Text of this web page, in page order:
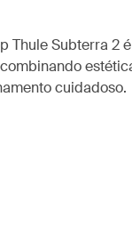
Thule Subterra 2
cuidadoso.